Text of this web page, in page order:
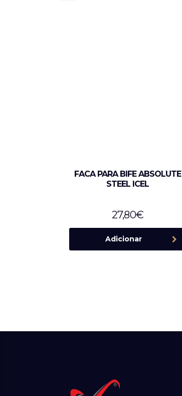
FACA PARA BIFE ABSOLUTE
STEEL ICEL
27,80€
Adicionar